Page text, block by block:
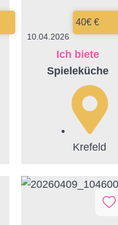
10.04.2026
Ich biete
Spieleküche
Krefeld
40€ €